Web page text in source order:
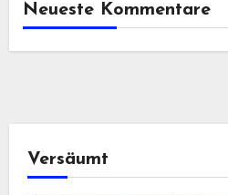
Neueste Kommentare
Versäumt